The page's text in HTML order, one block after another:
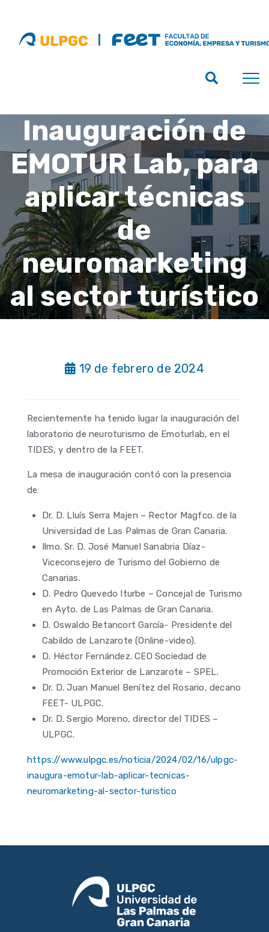
Inauguración de
EMOTUR Lab, para
aplicar técnicas
de
neuromarketing
al sector turístico
19 de febrero de 2024
Recientemente ha tenido lugar la inauguración del
laboratorio de neuroturismo de Emoturlab, en el
TIDES, y dentro de la FEET.
La mesa de inauguración contó con la presencia
de:
Dr. D. Lluís Serra Majen – Rector Magfco. de la
Universidad de Las Palmas de Gran Canaria.
Ilmo. Sr. D. José Manuel Sanabria Díaz-
Viceconsejero de Turismo del Gobierno de
Canarias.
D. Pedro Quevedo Iturbe – Concejal de Turismo
en Ayto. de Las Palmas de Gran Canaria.
D. Oswaldo Betancort García- Presidente del
Cabildo de Lanzarote (Online-video).
D. Héctor Fernández. CEO Sociedad de
Promoción Exterior de Lanzarote – SPEL.
Dr. D. Juan Manuel Benítez del Rosario, decano
FEET- ULPGC.
Dr. D. Sergio Moreno, director del TIDES –
ULPGC.
https://www.ulpgc.es/noticia/2024/02/16/ulpgc-
inaugura-emotur-lab-aplicar-tecnicas-
neuromarketing-al-sector-turistico